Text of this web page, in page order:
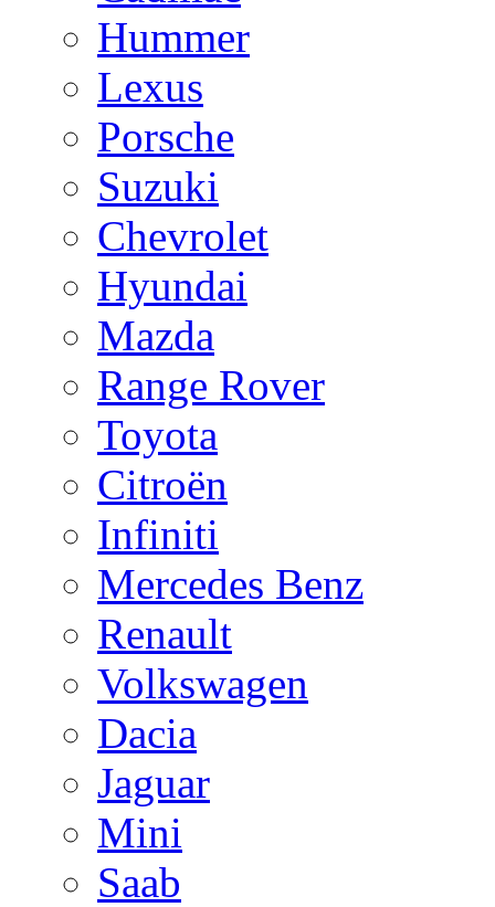
Hummer
Lexus
Porsche
Suzuki
Chevrolet
Hyundai
Mazda
Range Rover
Toyota
Citroën
Infiniti
Mercedes Benz
Renault
Volkswagen
Dacia
Jaguar
Mini
Saab